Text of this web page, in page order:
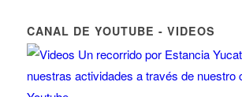
CANAL DE YOUTUBE - VIDEOS